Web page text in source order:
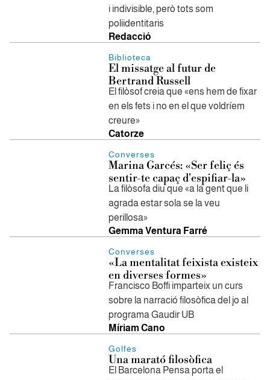
i indivisible, però tots som
poliidentitaris
Redacció
Biblioteca
El missatge al futur de
Bertrand Russell
El filòsof creia que «ens hem de fixar
en els fets i no en el que voldríem
creure»
Catorze
Converses
Marina Garcés: «Ser feliç és
sentir-te capaç d'espifiar-la»
La filòsofa diu que «a la gent que li
agrada estar sola se la veu
perillosa»
Gemma Ventura Farré
Converses
«La mentalitat feixista existeix
en diverses formes»
Francisco Boffi imparteix un curs
sobre la narració filosòfica del jo al
programa Gaudir UB
Míriam Cano
Golfes
Una marató filosòfica
El Barcelona Pensa porta el